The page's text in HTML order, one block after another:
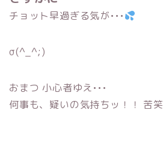
チョット早過ぎる気が•••
σ(^_^;)
おまつ 小心者ゆえ•••
何事も、疑いの気持ちッ！！ 苦笑